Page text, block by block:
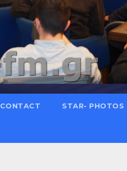
CONTACT STAR- PHOTOS